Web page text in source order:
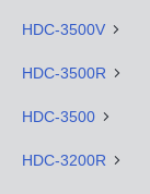
HDC-3500V
HDC-3500R
HDC-3500
HDC-3200R